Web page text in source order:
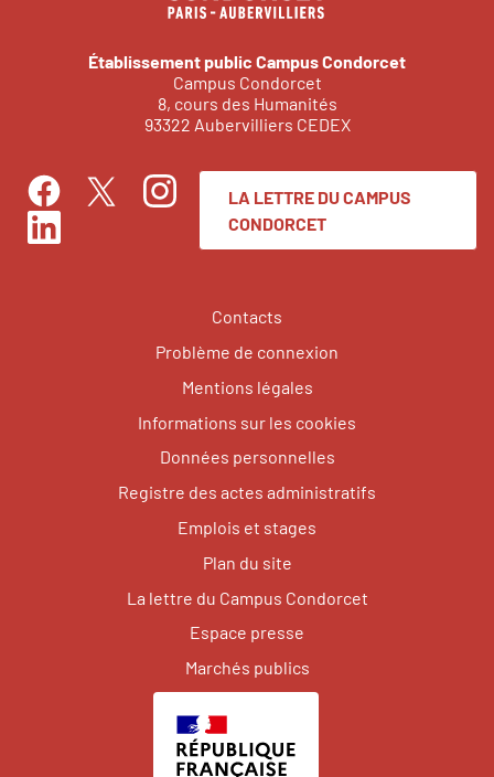
Établissement public Campus Condorcet
Campus Condorcet
8, cours des Humanités
93322 Aubervilliers CEDEX
FacebookTwitterInstagram
LinkedIn
LA LETTRE DU CAMPUS
CONDORCET
Contacts
Problème de connexion
Mentions légales
Informations sur les cookies
Données personnelles
Registre des actes administratifs
Emplois et stages
Plan du site
La lettre du Campus Condorcet
Espace presse
Marchés publics